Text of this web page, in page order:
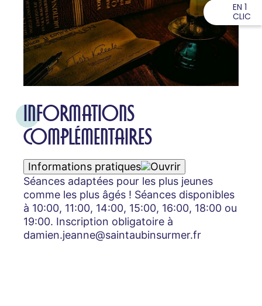
INFORMATIONS
COMPLÉMENTAIRES
Informations pratiques
Séances adaptées pour les plus jeunes
comme les plus âgés ! Séances disponibles
à 10:00, 11:00, 14:00, 15:00, 16:00, 18:00 ou
19:00. Inscription obligatoire à
damien.jeanne@saintaubinsurmer.fr
EN 1
CLIC